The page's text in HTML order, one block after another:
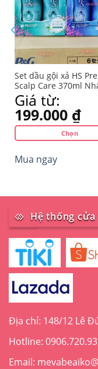
Set dầu gội xả HS
Scalp Care 370ml
(bộ 2 chai)
Giá từ:
199.000 ₫
Chọn
phẩm
nhiều
thể.
tùy
có
thể
được
trên
sản
phẩm
Mua ngay
Hệ thống cửa
Địa chỉ: 148/12 Lê
Hotline:
Email: